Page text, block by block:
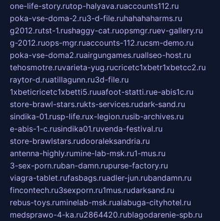
one-life-story.rutop-halyava.ruaccounts112.ru
poka-vse-doma-2.ru3-d-file.ruhahahaharms.ru
g2012.rutst-1.rushaggy-cat.ruopsmgr.ruev-gallery.ru
g-2012.ruops-mgr.ruaccounts-112.rucsm-demo.ru
poka-vse-doma2.ruairgungames.ruallseo-host.ru
tehosmotre.ruvarieta-yug.rucricetc1xbetr1xbetcc2.ru
raytor-d.ruatillagunn.ru3d-file.ru
1xbeticricetc1xbetti5.ruuafoot-statti.rue-abis1c.ru
store-brawl-stars.rukts-services.rudark-sand.ru
sindika-01.rusp-life.rux-legion.rusib-archives.ru
e-abis-1-c.rusindika01.ruvenda-festival.ru
store-brawlstars.rudooraleksandria.ru
antenna-highly.rumine-lab-msk.ru1-mus.ru
3-sex-porn.ruban-damn.rupurse-factory.ru
viagra-tablet.rufasbags.ruadler-jun.rubandamn.ru
fincontech.ru3sexporn.ru1mus.rudarksand.ru
rebus-toys.ruminelab-msk.rualabuga-cityhotel.ru
medsprawo-4-ka.ru2864420.rublagodarenie-spb.ru